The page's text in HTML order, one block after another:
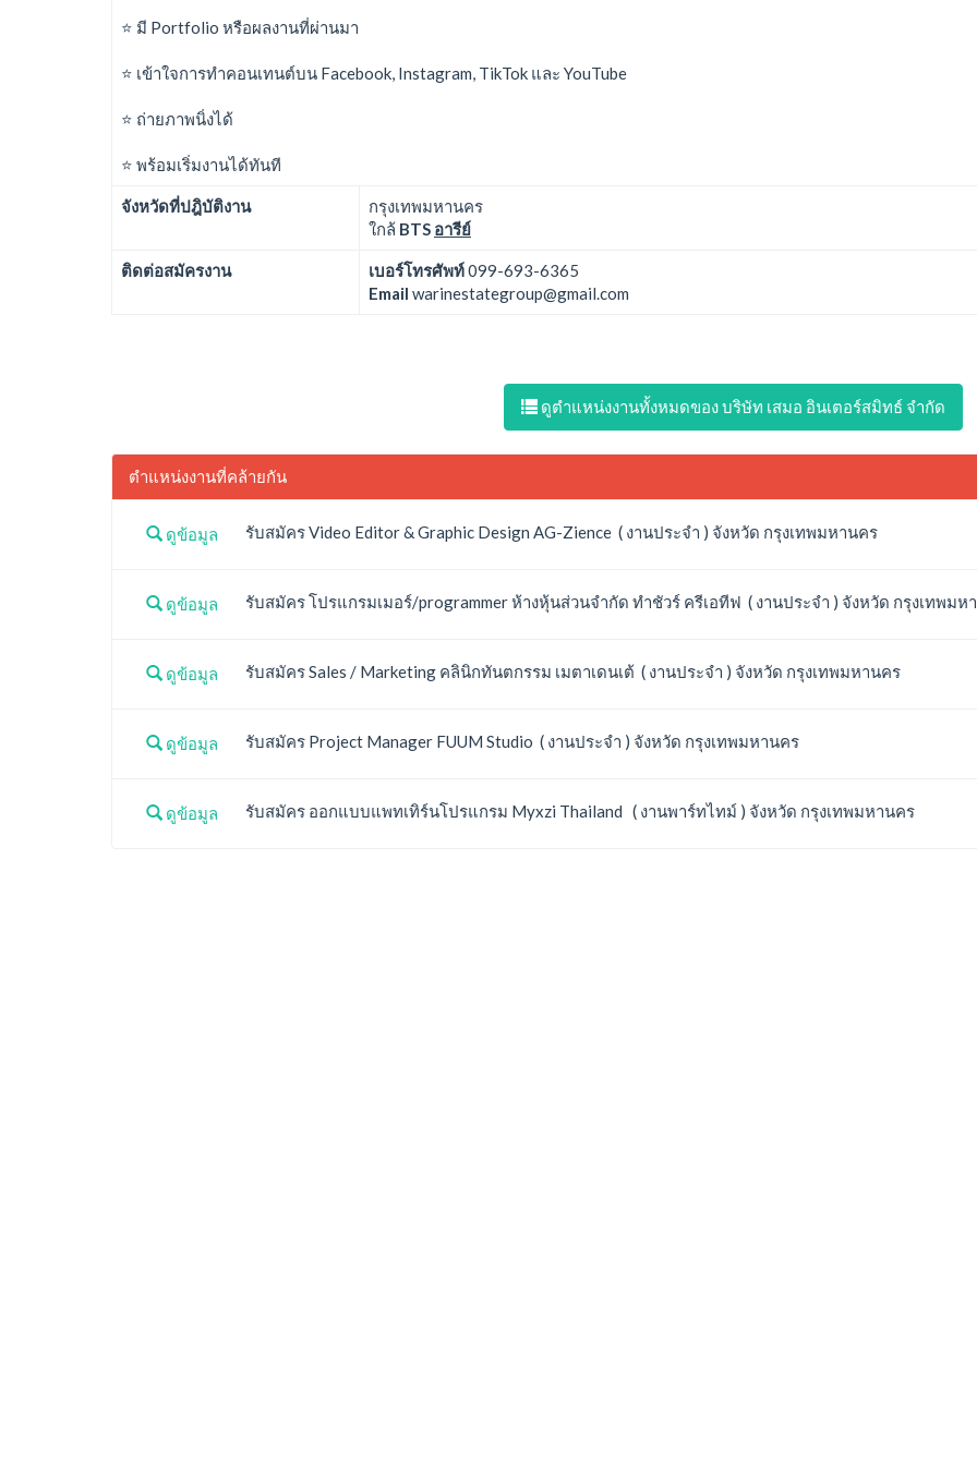
⭐ มี Portfolio หรือผลงานที่ผ่านมา
⭐ เข้าใจการทำคอนเทนต์บน Facebook, Instagram, TikTok และ YouTube
⭐ ถ่ายภาพนิ่งได้
⭐ พร้อมเริ่มงานได้ทันที
จังหวัดที่ปฎิบัติงาน
กรุงเทพมหานคร
ใกล้ BTS อารีย์
ติดต่อสมัครงาน เบอร์โทรศัพท์099-693-6365
Email warinestategroup@gmail.com
ดูตำแหน่งงานทั้งหมดของ บริษัท เสมอ อินเตอร์สมิทธ์ จำกัด
ตำแหน่งงานที่คล้ายกัน
ดูข้อมูล รับสมัคร Video Editor & Graphic Design AG-Zience ( งานประจำ ) จังหวัด กรุงเทพมหานคร
ดูข้อมูล รับสมัคร โปรแกรมเมอร์/programmer ห้างหุ้นส่วนจำกัด ทำชัวร์ ครีเอทีฟ ( งานประจำ ) จังหวัด กรุงเทพมห
ดูข้อมูล รับสมัคร Sales / Marketing คลินิกทันตกรรม เมตาเดนเต้ ( งานประจำ ) จังหวัด กรุงเทพมหานคร
ดูข้อมูล รับสมัคร Project Manager FUUM Studio ( งานประจำ ) จังหวัด กรุงเทพมหานคร
ดูข้อมูล รับสมัคร ออกแบบแพทเทิร์นโปรแกรม Myxzi Thailand ( งานพาร์ทไทม์ ) จังหวัด กรุงเทพมหานคร